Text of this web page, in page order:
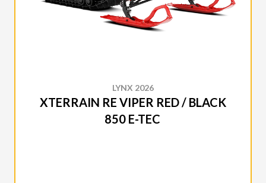
LYNX 2026
XTERRAIN RE VIPER RED / BLACK
850 E-TEC